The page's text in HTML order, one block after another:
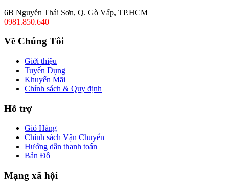
6B Nguyễn Thái Sơn, Q. Gò Vấp, TP.HCM
0981.850.640
Về Chúng Tôi
Giới thiệu
Tuyển Dụng
Khuyến Mãi
Chính sách & Quy định
Hỗ trợ
Giỏ Hàng
Chính sách Vận Chuyển
Hướng dẫn thanh toán
Bản Đồ
Mạng xã hội